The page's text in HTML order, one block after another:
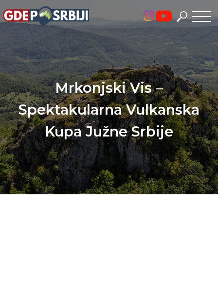
to
content
Mrkonjski Vis –
Spektakularna Vulkanska
Kupa Južne Srbije